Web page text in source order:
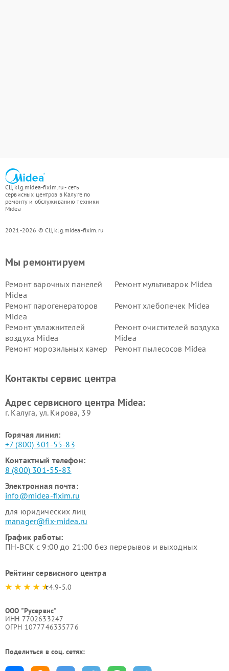
СЦ klg.midea-fixim.ru - сеть
сервисных центров в Калуге по
ремонту и обслуживанию техники
Midea
2021-2026 © СЦ klg.midea-fixim.ru
Мы ремонтируем
Ремонт варочных панелей
Midea
Ремонт мультиварок Midea
Ремонт парогенераторов
Midea
Ремонт хлебопечек Midea
Ремонт увлажнителей
воздуха Midea
Ремонт очистителей воздуха
Midea
Ремонт морозильных камер
Ремонт пылесосов Midea
пылесосов Midea
Midea
Контакты сервис центра
Адрес сервисного центра Midea:
г. Калуга, ул. Кирова, 39
Горячая линия:
+7 (800) 301-55-83
Контактный телефон:
8 (800) 301-55-83
Электронная почта:
info@midea-fixim.ru
для юридических лиц
manager@fix-midea.ru
График работы:
ПН-ВСК с 9:00 до 21:00 без перерывов и выходных
Рейтинг сервисного центра
4.9-5.0
ООО "Русервис"
ИНН 7702633247
ОГРН 1077746335776
Поделиться в соц. сетях: